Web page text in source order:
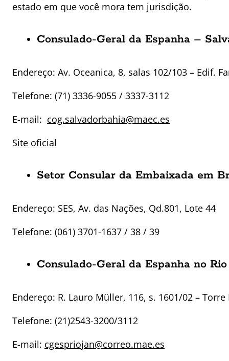
estado em que você mora tem jurisdição.
Consulado-Geral da Espanha –
Endereço: Av. Oceanica, 8, salas 102/103 – Edif.
Telefone: (71) 3336-9055 / 3337-3112
E-mail: cog.salvadorbahia@maec.es
Site oficial
Setor Consular da Embaixada em
Endereço: SES, Av. das Nações, Qd.801, Lote 44
Telefone: (061) 3701-1637 / 38 / 39
Consulado-Geral da Espanha no
Endereço: R. Lauro Müller, 116, s. 1601/02 –
Telefone: (21)2543-3200/3112
E-mail: cgespriojan@correo.mae.es